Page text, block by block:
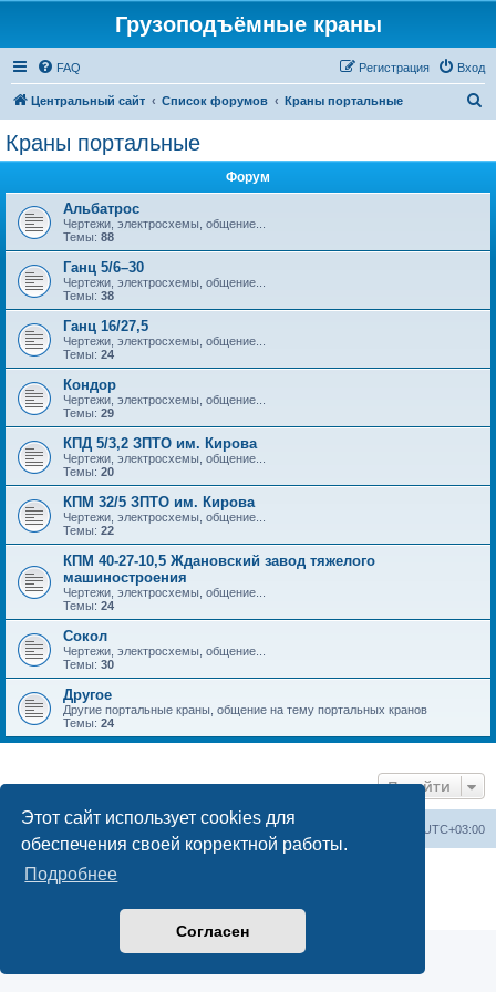
Этот сайт использует cookies для
обеспечения своей корректной работы.
Подробнее
Согласен
Грузоподъёмные краны
FAQ Вход
Регистрация
Центральный сайт Список форумов Краны портальные
Краны портальные
Форум
Альбатрос
Чертежи, электросхемы, общение...
Темы: 88
Ганц 5/6–30
Чертежи, электросхемы, общение...
Темы: 38
Ганц 16/27,5
Чертежи, электросхемы, общение...
Темы: 24
Кондор
Чертежи, электросхемы, общение...
Темы: 29
КПД 5/3,2 ЗПТО им. Кирова
Чертежи, электросхемы, общение...
Темы: 20
КПМ 32/5 ЗПТО им. Кирова
Чертежи, электросхемы, общение...
Темы: 22
КПМ 40-27-10,5 Ждановский завод тяжелого
машиностроения
Чертежи, электросхемы, общение...
Темы: 24
Сокол
Чертежи, электросхемы, общение...
Темы: 30
Другое
Другие портальные краны, общение на тему портальных кранов
Темы: 24
Перейти
Список форумов UTC+03:00
Создано на основе
Конфиденциальность|Правила